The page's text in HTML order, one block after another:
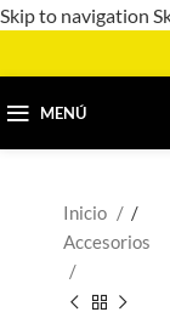
Skip to navigation
MENÚ
Inicio
/
Accesorios